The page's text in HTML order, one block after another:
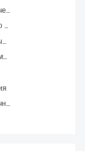
ПАО-полиолефиновое синтетическое базовое масло
Базовое масло алкилированного нафталина
Синтетические эфирные базовые масла
Другие синтетические базовые масла
Специальные присадки к смазочным материалам